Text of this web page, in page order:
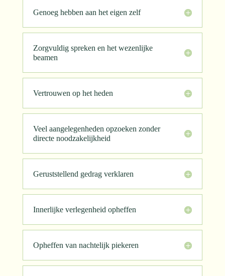
Genoeg hebben aan het eigen zelf
Zorgvuldig spreken en het wezenlijke
beamen
Vertrouwen op het heden
Veel aangelegenheden opzoeken zonder
directe noodzakelijkheid
Geruststellend gedrag verklaren
Innerlijke verlegenheid opheffen
Opheffen van nachtelijk piekeren